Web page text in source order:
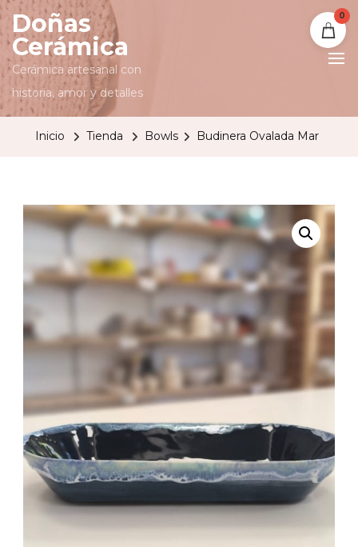
0
Doñas
Cerámica
Cerámica artesanal con
historia, amor y detalles
Inicio Tienda Bowls Budinera Ovalada Mar